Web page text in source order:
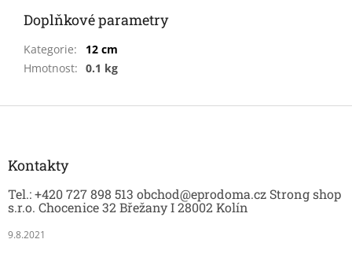
Doplňkové parametry
Kategorie:
12 cm
Hmotnost: 0.1 kg
Kontakty
Tel.: +420 727 898 513 obchod@eprodoma.cz Strong shop
s.r.o. Chocenice 32 Břežany I 28002 Kolín
9.8.2021